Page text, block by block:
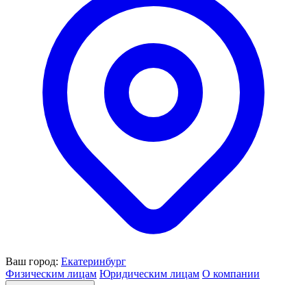
Ваш город: Екатеринбург
Физическим лицам Юридическим лицам О компании